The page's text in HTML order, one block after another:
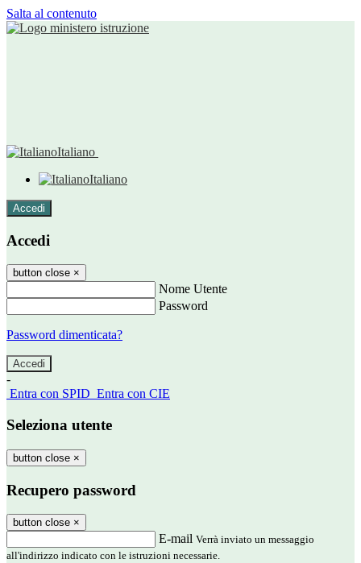
Salta al contenuto
Italiano
Italiano
Accedi
Accedi
button close ×
Nome Utente
Password
Password dimenticata?
-
Entra con SPID Entra con CIE
Seleziona utente
button close ×
Recupero password
button close ×
E-mail Verrà inviato un messaggio
all'indirizzo indicato con le istruzioni necessarie.